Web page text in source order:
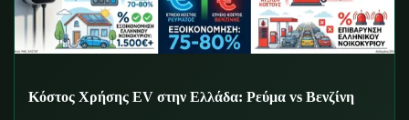
Κόστος Χρήσης EV στην Ελλάδα: Ρεύμα vs Βενζίνη